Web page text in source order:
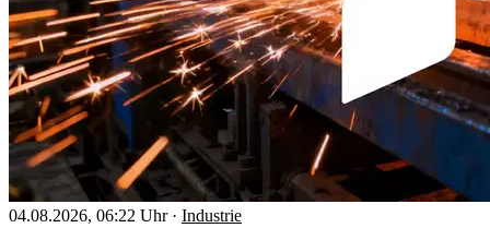
04.08.2026, 06:22 Uhr · Industrie